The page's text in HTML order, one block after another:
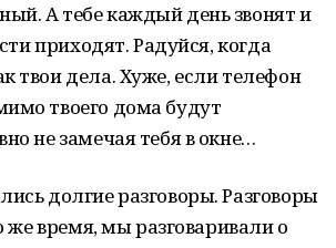
А тебе каждый день звонят и
приходят. Радуйся, когда
твои дела. Хуже, если телефон
твоего дома будут
не замечая тебя в окне…
долгие разговоры. Разговоры
же время, мы разговаривали о